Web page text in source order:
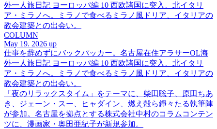
外一人旅日記 ヨーロッパ編 10 西欧諸国に突入、北イタリ
ア・ミラノへ。ミラノで食べるミラノ風ドリア、イタリアの
教会建築との出会い。
COLUMN
May 19. 2026 up
仕事を辞めずにバックパッカー。名古屋在住アラサーOL海
外一人旅日記 ヨーロッパ編 10 西欧諸国に突入、北イタリ
ア・ミラノへ。ミラノで食べるミラノ風ドリア、イタリアの
教会建築との出会い。
「夜のリラックスタイム」をテーマに、柴田聡子、原田ちあ
き、ジェーン・スー、ヒャダイン、燃え殻ら錚々たる執筆陣
が参加。名古屋を拠点とする株式会社中村のコラムコンテン
ツに、漫画家・奥田亜紀子が新規参加。